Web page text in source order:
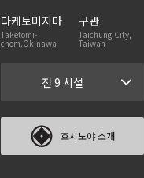
다케토미지마
Taketomi-
chom,Okinawa
구관
Taichung City,
Taiwan
전 9 시설
호시노야 소개